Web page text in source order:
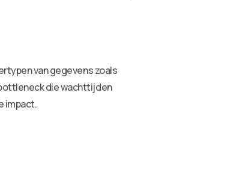
van gegevens zoals
die wachttijden
impact.